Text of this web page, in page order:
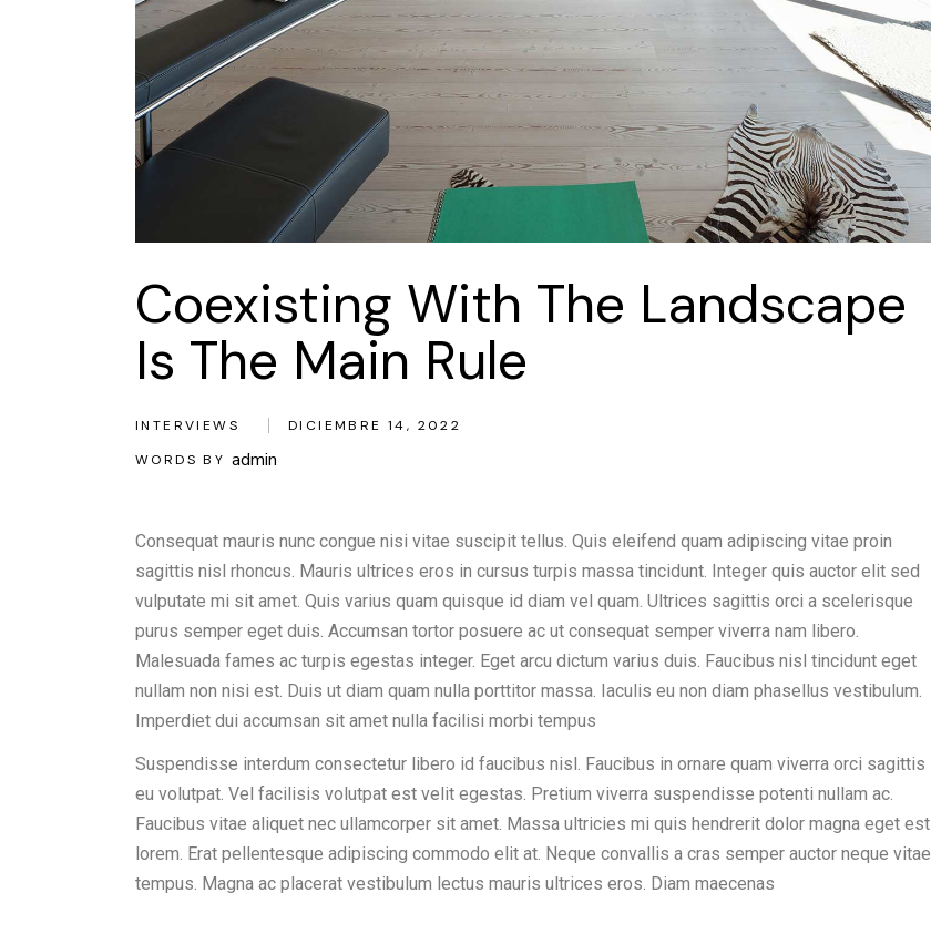
Coexisting With The Landscape
Is The Main Rule
INTERVIEWS
DICIEMBRE 14, 2022
WORDS BY admin
Consequat mauris nunc congue nisi vitae suscipit tellus. Quis eleifend quam adipiscing vitae proin
sagittis nisl rhoncus. Mauris ultrices eros in cursus turpis massa tincidunt. Integer quis auctor elit sed
vulputate mi sit amet. Quis varius quam quisque id diam vel quam. Ultrices sagittis orci a scelerisque
purus semper eget duis. Accumsan tortor posuere ac ut consequat semper viverra nam libero.
Malesuada fames ac turpis egestas integer. Eget arcu dictum varius duis. Faucibus nisl tincidunt eget
nullam non nisi est. Duis ut diam quam nulla porttitor massa. Iaculis eu non diam phasellus vestibulum.
Imperdiet dui accumsan sit amet nulla facilisi morbi tempus
Suspendisse interdum consectetur libero id faucibus nisl. Faucibus in ornare quam viverra orci sagittis
eu volutpat. Vel facilisis volutpat est velit egestas. Pretium viverra suspendisse potenti nullam ac.
Faucibus vitae aliquet nec ullamcorper sit amet. Massa ultricies mi quis hendrerit dolor magna eget est
lorem. Erat pellentesque adipiscing commodo elit at. Neque convallis a cras semper auctor neque vitae
tempus. Magna ac placerat vestibulum lectus mauris ultrices eros. Diam maecenas